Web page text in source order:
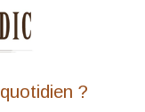
?